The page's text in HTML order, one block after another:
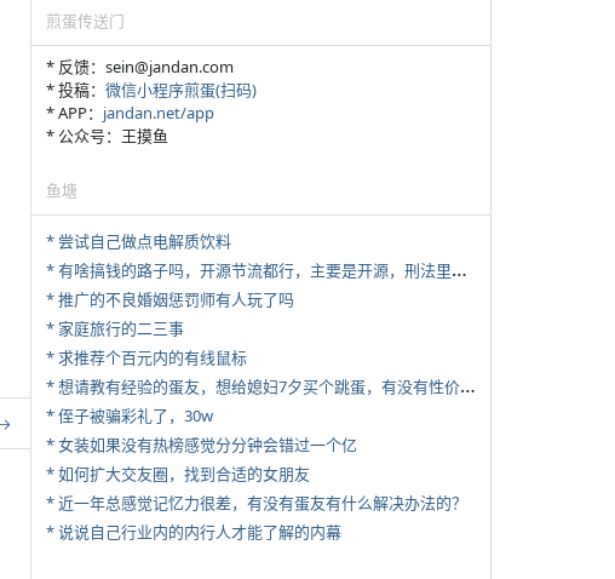
煎蛋传送门
* 反馈：sein@jandan.com
* 投稿： 微信小程序煎蛋(扫码)
* APP： jandan.net/app
* 公众号：王摸鱼
鱼塘
* 尝试自己做点电解质饮料
*
有啥搞钱的路子吗，开源节流都行，主要是开源，刑法里的咱不做
* 推广的不良婚姻惩罚师有人玩了吗
* 家庭旅行的二三事
* 求推荐个百元内的有线鼠标
*
想请教有经验的蛋友，想给媳妇7夕买个跳蛋，有没有性价比高的推荐
* 侄子被骗彩礼了，30w
* 女装如果没有热榜感觉分分钟会错过一个亿
* 如何扩大交友圈，找到合适的女朋友
* 近一年总感觉记忆力很差，有没有蛋友有什么解决办法的？
* 说说自己行业内的内行人才能了解的内幕